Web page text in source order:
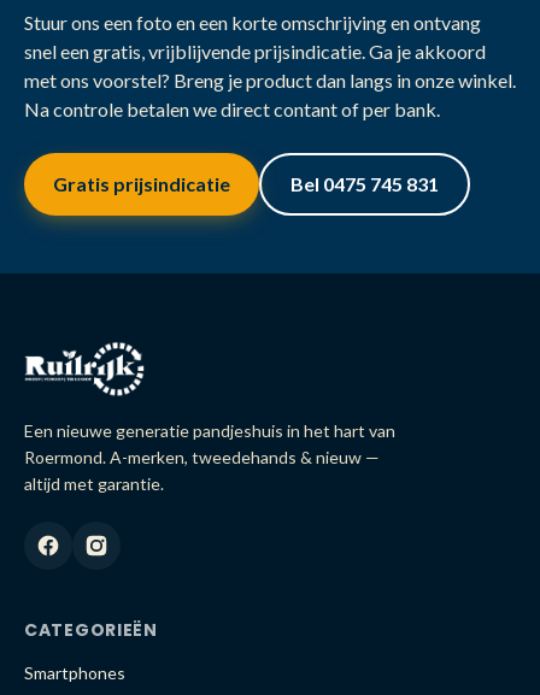
Stuur ons een foto en een korte omschrijving en ontvang
snel een gratis, vrijblijvende prijsindicatie. Ga je akkoord
met ons voorstel? Breng je product dan langs in onze winkel.
Na controle betalen we direct contant of per bank.
Gratis prijsindicatie Bel 0475 745 831
Een nieuwe generatie pandjeshuis in het hart van
Roermond. A-merken, tweedehands & nieuw —
altijd met garantie.
CATEGORIEËN
Smartphones